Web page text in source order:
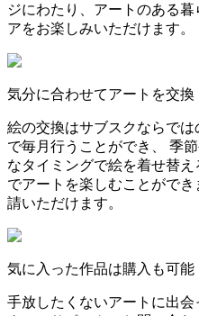
ジにわたり、アートのある
アをお楽しみいただけます。
気分に合わせてアートを交換
絵の交換はサブスクならで
で毎月行うことができ、 季
なタイミングで絵を着せ替
でアートを楽しむことがで
請いただけます。
気に入った作品は購入も可能
手放したくないアートに出